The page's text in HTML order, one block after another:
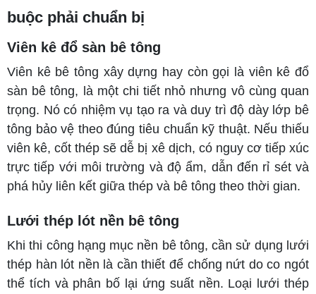
buộc phải chuẩn bị
Viên kê đổ sàn bê tông
Viên kê bê tông xây dựng hay còn gọi là viên kê đổ
sàn bê tông, là một chi tiết nhỏ nhưng vô cùng quan
trọng. Nó có nhiệm vụ tạo ra và duy trì độ dày lớp bê
tông bảo vệ theo đúng tiêu chuẩn kỹ thuật. Nếu thiếu
viên kê, cốt thép sẽ dễ bị xê dịch, có nguy cơ tiếp xúc
trực tiếp với môi trường và độ ẩm, dẫn đến rỉ sét và
phá hủy liên kết giữa thép và bê tông theo thời gian.
Lưới thép lót nền bê tông
Khi thi công hạng mục nền bê tông, cần sử dụng lưới
thép hàn lót nền là cần thiết để chống nứt do co ngót
thể tích và phân bố lại ứng suất nền. Loại lưới thép